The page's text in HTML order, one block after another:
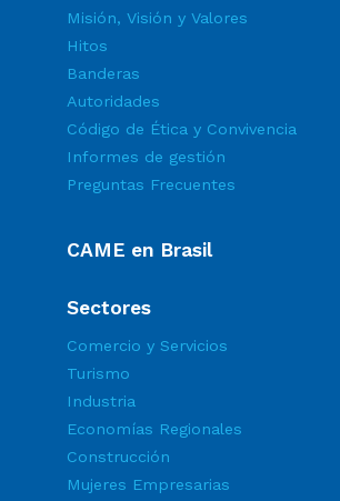
Misión, Visión y Valores
Hitos
Banderas
Autoridades
Código de Ética y Convivencia
Informes de gestión
Preguntas Frecuentes
CAME en Brasil
Sectores
Comercio y Servicios
Turismo
Industria
Economías Regionales
Construcción
Mujeres Empresarias